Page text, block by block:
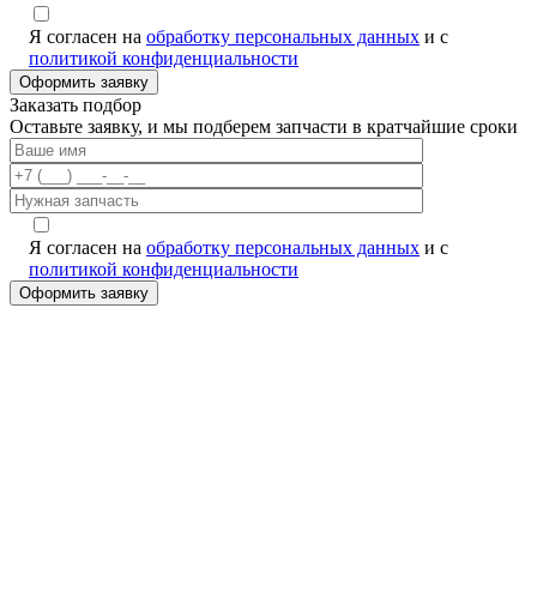
Я согласен на обработку персональных данных и с
политикой конфиденциальности
Заказать подбор
Оставьте заявку, и мы подберем запчасти в кратчайшие сроки
Я согласен на обработку персональных данных и с
политикой конфиденциальности